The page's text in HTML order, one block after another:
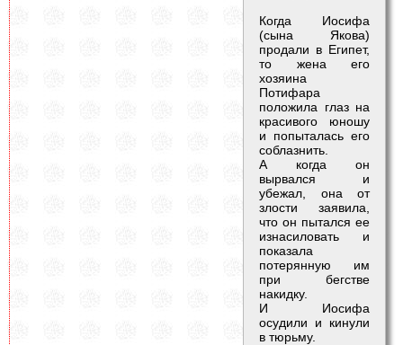
Когда Иосифа
(сына Якова)
продали в Египет,
то жена его
хозяина
Потифара
положила глаз на
красивого юношу
и попыталась его
соблазнить.
А когда он
вырвался и
убежал, она от
злости заявила,
что он пытался ее
изнасиловать и
показала
потерянную им
при бегстве
накидку.
И Иосифа
осудили и кинули
в тюрьму.